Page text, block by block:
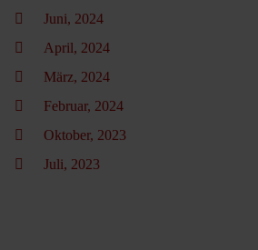
Juni, 2024
April, 2024
März, 2024
Februar, 2024
Oktober, 2023
Juli, 2023